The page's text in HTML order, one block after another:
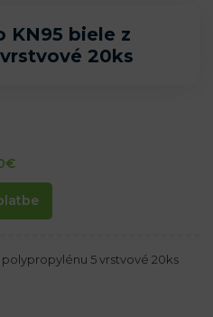
KN95 biele z
20ks
€
5 vrstvové 20ks